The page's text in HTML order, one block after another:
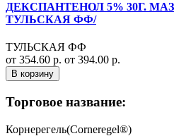
ДЕКСПАНТЕНОЛ 5% 30Г.
ТУЛЬСКАЯ ФФ/
ТУЛЬСКАЯ ФФ
от 354.60 р. от 394.00 р.
В корзину
Торговое название:
Корнерегель(Corneregel®)